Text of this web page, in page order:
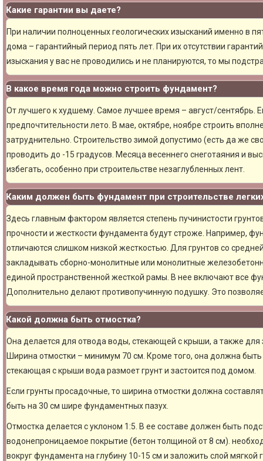
Какие гарантии вы даете?
При наличии полноценных геологических изысканий именно в
дома – гарантийный период пять лет. При их отсутствии
изыскания у вас не проводились и не планируются, то мы
В какое время года можно строить фундамент?
От лучшего к худшему. Самое лучшее время – август/сентябрь.
предпочтительности лето. В мае, октябре, ноябре строить
затруднительно. Строительство зимой допустимо (есть да же
проводить до -15 градусов. Месяца весеннего снеготаяния и
избегать, особенно при строительстве незаглубленных лент.
Каким должен быть фундамент при строительстве
Здесь главным фактором является степень пучинистости
прочности и жесткости фундамента будут строже. Например,
отличаются слишком низкой жесткостью. Для грунтов со
закладывать сборно-монолитные или монолитные
единой пространственной жесткой рамы. В нее включают все
Дополнительно делают противопучинную подушку. Это
Какой должна быть отмостка?
Она делается для отвода воды, стекающей с крыши, а также
Ширина отмостки – минимум 70 см. Кроме того, она должна
стекающая с крыши вода размоет грунт и застоится под домом.
Если грунты просадочные, то ширина отмостки должна
быть на 30 см шире фундаментных пазух.
Отмостка делается с уклоном 1:5. В ее составе должен быть
водонепроницаемое покрытие (бетон толщиной от 8 см).
вокруг фундамента на глубину 10-15 см и заложить слой мягкой